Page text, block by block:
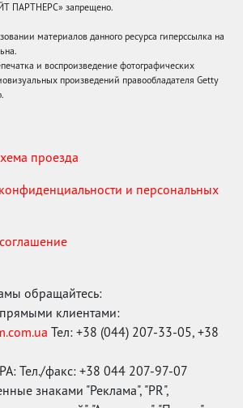
ПАРТНЕРС» запрещено.
материалов данного ресурса гиперссылка на
и воспроизведение фотографических
произведений правообладателя Getty
проезда
и персональных
обращайтесь:
клиентами:
Тел: +38 (044) 207-33-05, +38
Тел./факс: +38 044 207-97-07
знаками "Реклама", "PR",